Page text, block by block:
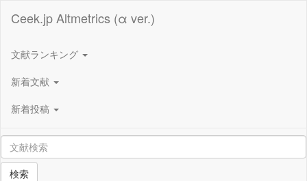
Ceek.jp Altmetrics (α ver.)
文献ランキング
新着文献
新着投稿
検索